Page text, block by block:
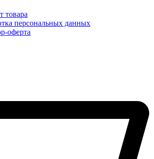
товара
персональных данных
оферта